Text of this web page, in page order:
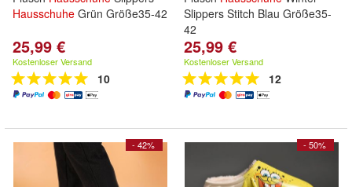
Hausschuhe Grün Größe35-42
25,99 €
Kostenloser Versand
10
Slippers Stitch Blau Größe35-
42
25,99 €
Kostenloser Versand
12
- 42% - 50%